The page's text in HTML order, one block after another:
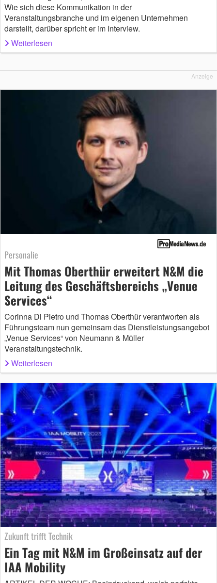
Wie sich diese Kommunikation in der
Veranstaltungsbranche und im eigenen Unternehmen
darstellt, darüber spricht er im Interview.
Weiterlesen
Anzeige
Personalie
Mit Thomas Oberthür erweitert N&M die
Leitung des Geschäftsbereichs „Venue
Services“
Corinna Di Pietro und Thomas Oberthür verantworten als
Führungsteam nun gemeinsam das Dienstleistungsangebot
„Venue Services“ von Neumann & Müller
Veranstaltungstechnik.
Weiterlesen
Zukunft trifft Technik
Ein Tag mit N&M im Großeinsatz auf der
IAA Mobility